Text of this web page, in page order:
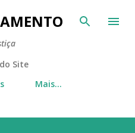
principal
Site
Mais…